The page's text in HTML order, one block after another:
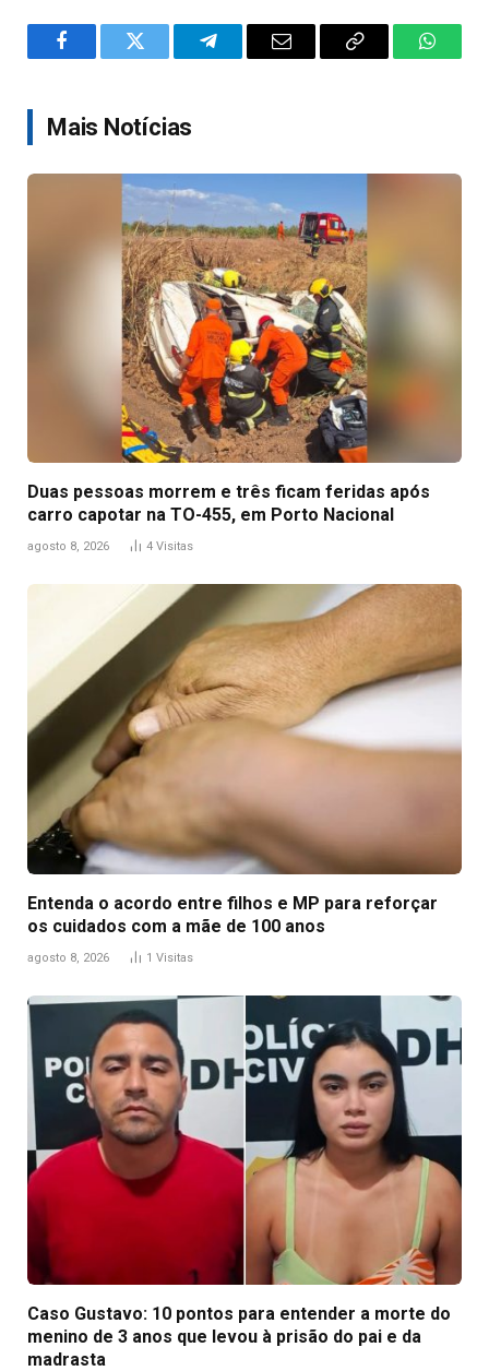
FacebookTwitter TelegramEmail
Copy
Mais Notícias
Duas pessoas morrem e três ficam feridas após
carro capotar na TO-455, em Porto Nacional
agosto 8, 2026 4 Visitas
Entenda o acordo entre filhos e MP para reforçar
os cuidados com a mãe de 100 anos
agosto 8, 2026 1 Visitas
Caso Gustavo: 10 pontos para entender a morte do
menino de 3 anos que levou à prisão do pai e da
madrasta